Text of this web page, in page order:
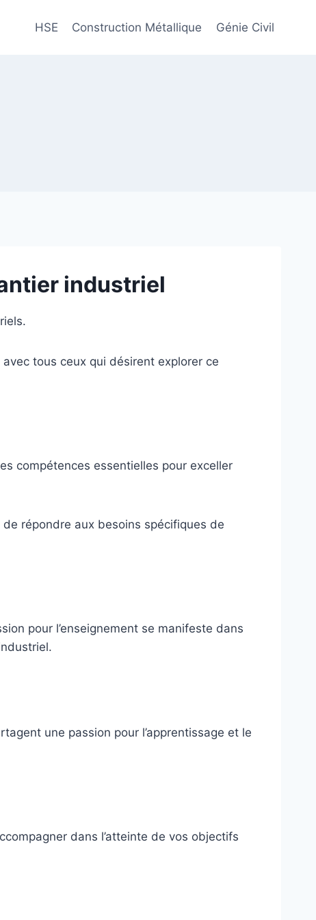
HSE Construction Métallique Génie Civil
industriel
tous ceux qui désirent explorer ce
compétences essentielles pour exceller
répondre aux besoins spécifiques de
pour l’enseignement se manifeste dans
une passion pour l’apprentissage et le
dans l’atteinte de vos objectifs